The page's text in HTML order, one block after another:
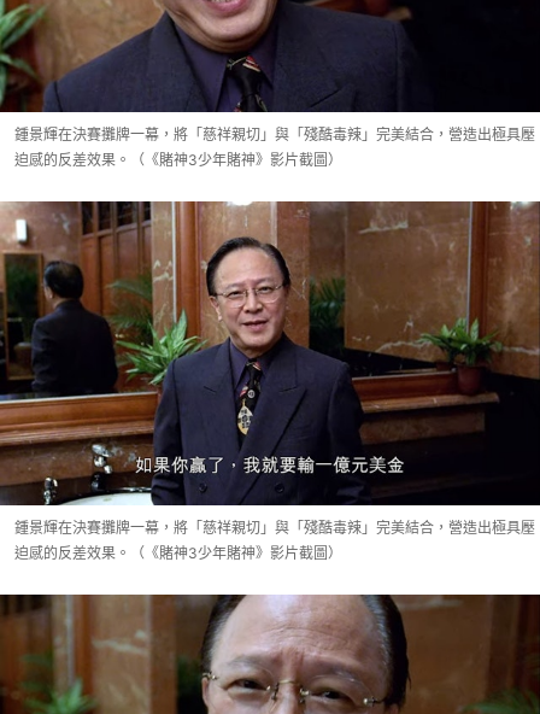
鍾景輝在決賽攤牌一幕，將「慈祥親切」與「殘酷毒辣」完美結合，營造出極具壓
迫感的反差效果。（《賭神3少年賭神》影片截圖）
鍾景輝在決賽攤牌一幕，將「慈祥親切」與「殘酷毒辣」完美結合，營造出極具壓
迫感的反差效果。（《賭神3少年賭神》影片截圖）